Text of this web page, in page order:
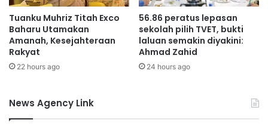
n
p
e
l
u
a
t
i
a
r
i
p
a
d
h
a
Tuanku Muhriz Titah Exco
Baharu Utamakan
Amanah, Kesejahteraan
Rakyat
22 hours ago
56.86 peratus lepasan
sekolah pilih TVET, bukti
laluan semakin diyakini:
Ahmad Zahid
24 hours ago
News Agency Link